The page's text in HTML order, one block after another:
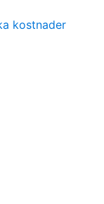
kostnader